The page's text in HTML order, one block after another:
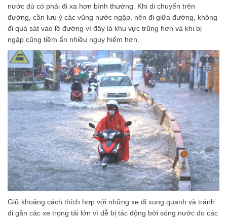
nước dù có phải đi xa hơn bình thường. Khi di chuyển trên
đường, cần lưu ý các vũng nước ngập, nên đi giữa đường, không
đi quá sát vào lề đường vì đây là khu vực trũng hơn và khi bị
ngập cũng tiềm ẩn nhiều nguy hiểm hơn.
Giữ khoảng cách thích hợp với những xe đi xung quanh và tránh
đi gần các xe trọng tải lớn vì dễ bị tác động bởi sóng nước do các